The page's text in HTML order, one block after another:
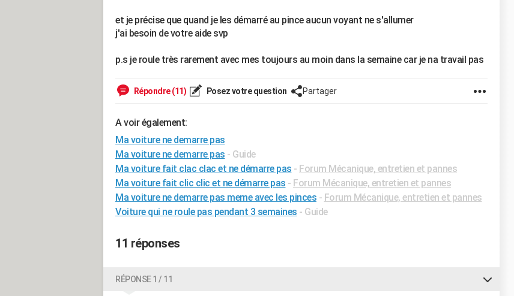
et je précise que quand je les démarré au pince aucun voyant ne s'allumer
j'ai besoin de votre aide svp
p.s je roule très rarement avec mes toujours au moin dans la semaine car je na travail pas
Répondre (11) Posez votre question Partager
A voir également:
Ma voiture ne demarre pas
Ma voiture ne demarre pas - Guide
Ma voiture fait clac clac et ne démarre pas - Forum Mécanique, entretien et pannes
Ma voiture fait clic clic et ne démarre pas - Forum Mécanique, entretien et pannes
Ma voiture ne demarre pas meme avec les pinces - Forum Mécanique, entretien et pannes
Voiture qui ne roule pas pendant 3 semaines - Guide
11 réponses
RÉPONSE 1 / 11